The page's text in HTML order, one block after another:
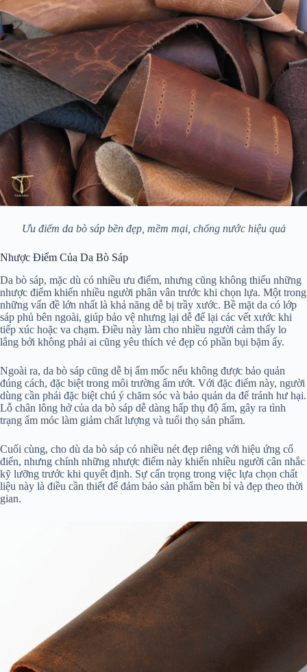
Ưu điểm da bò sáp bền đẹp, mềm mại, chống nước hiệu quả
Nhược Điểm Của Da Bò Sáp
Da bò sáp, mặc dù có nhiều ưu điểm, nhưng cũng không thiếu những
nhược điểm khiến nhiều người phân vân trước khi chọn lựa. Một trong
những vấn đề lớn nhất là khả năng dễ bị trầy xước. Bề mặt da có lớp
sáp phủ bên ngoài, giúp bảo vệ nhưng lại dễ để lại các vết xước khi
tiếp xúc hoặc va chạm. Điều này làm cho nhiều người cảm thấy lo
lắng bởi không phải ai cũng yêu thích vẻ đẹp có phần bụi bặm ấy.
Ngoài ra, da bò sáp cũng dễ bị ẩm mốc nếu không được bảo quản
đúng cách, đặc biệt trong môi trường ẩm ướt. Với đặc điểm này, người
dùng cần phải đặc biệt chú ý chăm sóc và bảo quản da để tránh hư hại.
Lỗ chân lông hở của da bò sáp dễ dàng hấp thụ độ ẩm, gây ra tình
trạng ẩm móc làm giảm chất lượng và tuổi thọ sản phẩm.
Cuối cùng, cho dù da bò sáp có nhiều nét đẹp riêng với hiệu ứng cổ
điển, nhưng chính những nhược điểm này khiến nhiều người cân nhắc
kỹ lưỡng trước khi quyết định. Sự cẩn trọng trong việc lựa chọn chất
liệu này là điều cần thiết để đảm bảo sản phẩm bền bỉ và đẹp theo thời
gian.